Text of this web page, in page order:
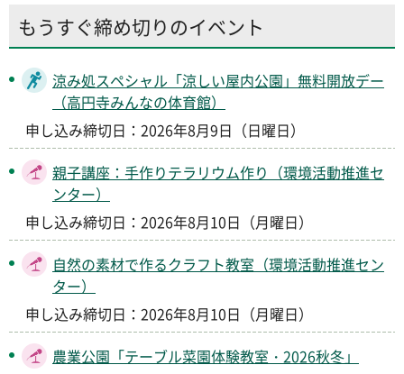
もうすぐ締め切りのイベント
涼み処スペシャル「涼しい屋内公園」無料開放デー
（高円寺みんなの体育館）
申し込み締切日：2026年8月9日（日曜日）
親子講座：手作りテラリウム作り（環境活動推進セ
ンター）
申し込み締切日：2026年8月10日（月曜日）
自然の素材で作るクラフト教室（環境活動推進セン
ター）
申し込み締切日：2026年8月10日（月曜日）
農業公園「テーブル菜園体験教室・2026秋冬」